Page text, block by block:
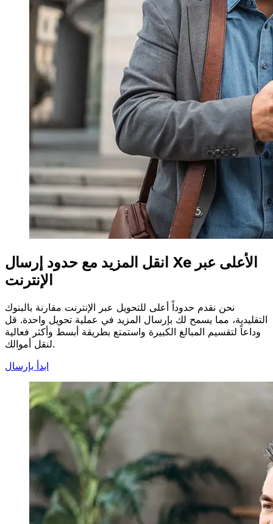
انقل المزيد مع حدود إرسال Xe الأعلى عبر
الإنترنت
نحن نقدم حدوداً أعلى للتحويل عبر الإنترنت مقارنة بالبنوك
التقليدية، مما يسمح لك بإرسال المزيد في عملية تحويل واحدة. قل
وداعاً لتقسيم المبالغ الكبيرة واستمتع بطريقة أبسط وأكثر فعالية
لنقل أموالك.
ابدأ بإرسال